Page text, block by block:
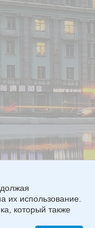
их использование.
который также
Нансена, 18а. Тел.:
mail@mupkosnorilsk.ru